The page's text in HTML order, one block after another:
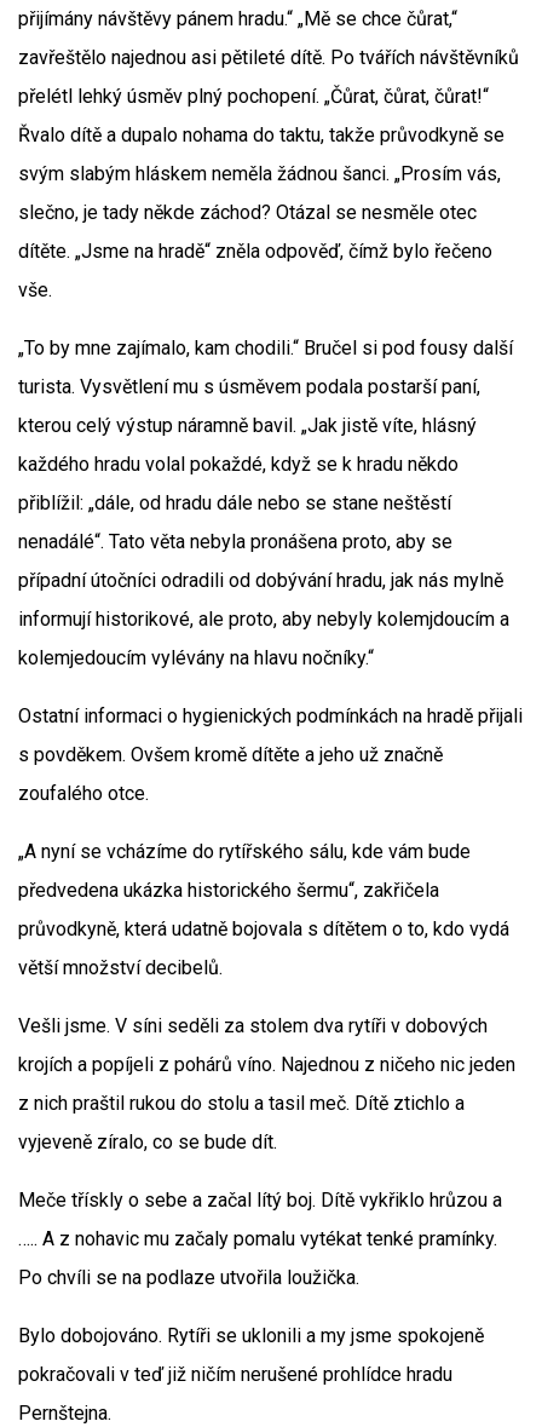
přijímány návštěvy pánem hradu.“ „Mě se chce čůrat,“
zavřeštělo najednou asi pětileté dítě. Po tvářích návštěvníků
přelétl lehký úsměv plný pochopení. „Čůrat, čůrat, čůrat!“
Řvalo dítě a dupalo nohama do taktu, takže průvodkyně se
svým slabým hláskem neměla žádnou šanci. „Prosím vás,
slečno, je tady někde záchod? Otázal se nesměle otec
dítěte. „Jsme na hradě“ zněla odpověď, čímž bylo řečeno
vše.
„To by mne zajímalo, kam chodili.“ Bručel si pod fousy další
turista. Vysvětlení mu s úsměvem podala postarší paní,
kterou celý výstup náramně bavil. „Jak jistě víte, hlásný
každého hradu volal pokaždé, když se k hradu někdo
přiblížil: „dále, od hradu dále nebo se stane neštěstí
nenadálé“. Tato věta nebyla pronášena proto, aby se
případní útočníci odradili od dobývání hradu, jak nás mylně
informují historikové, ale proto, aby nebyly kolemjdoucím a
kolemjedoucím vylévány na hlavu nočníky.“
Ostatní informaci o hygienických podmínkách na hradě přijali
s povděkem. Ovšem kromě dítěte a jeho už značně
zoufalého otce.
„A nyní se vcházíme do rytířského sálu, kde vám bude
předvedena ukázka historického šermu“, zakřičela
průvodkyně, která udatně bojovala s dítětem o to, kdo vydá
větší množství decibelů.
Vešli jsme. V síni seděli za stolem dva rytíři v dobových
krojích a popíjeli z pohárů víno. Najednou z ničeho nic jeden
z nich praštil rukou do stolu a tasil meč. Dítě ztichlo a
vyjeveně zíralo, co se bude dít.
Meče třískly o sebe a začal lítý boj. Dítě vykřiklo hrůzou a
….. A z nohavic mu začaly pomalu vytékat tenké pramínky.
Po chvíli se na podlaze utvořila loužička.
Bylo dobojováno. Rytíři se uklonili a my jsme spokojeně
pokračovali v teď již ničím nerušené prohlídce hradu
Pernštejna.